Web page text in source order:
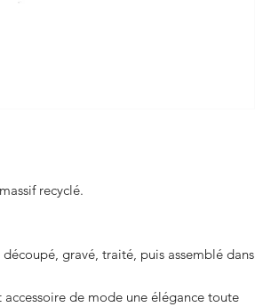
recyclé.
gravé, traité, puis assemblé dans
de mode une élégance toute